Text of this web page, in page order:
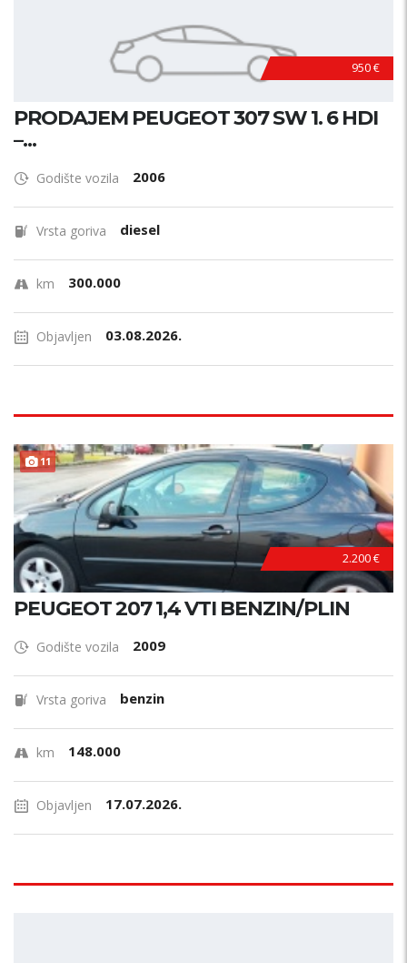
950 €
PRODAJEM PEUGEOT 307 SW 1. 6 HDI
–...
Godište vozila 2006
Vrsta goriva diesel
km 300.000
Objavljen 03.08.2026.
11
2.200 €
PEUGEOT 207 1,4 VTI BENZIN/PLIN
Godište vozila 2009
Vrsta goriva benzin
km 148.000
Objavljen 17.07.2026.